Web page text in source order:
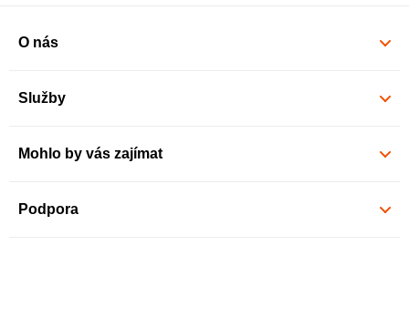
O nás
Služby
Mohlo by vás zajímat
Podpora